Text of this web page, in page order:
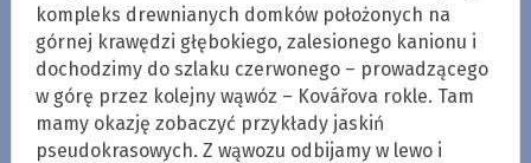
kompleks drewnianych domków położonych na
górnej krawędzi głębokiego, zalesionego kanionu i
dochodzimy do szlaku czerwonego – prowadzącego
w górę przez kolejny wąwóz – Kovářova rokle. Tam
mamy okazję zobaczyć przykłady jaskiń
pseudokrasowych. Z wąwozu odbijamy w lewo i